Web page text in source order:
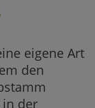
eigene Art
den
in der